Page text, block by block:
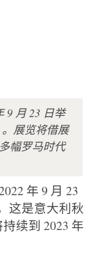
9 月 23 日举
展览将借展
幅罗马时代
年 9 月 23
这是意大利秋
续到 2023 年